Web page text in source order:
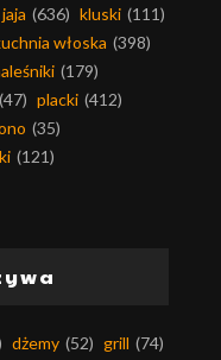
jaja (636) kluski (111)
włoska (398)
(179)
(47) placki (412)
(35)
(121)
dżemy (52) grill (74)